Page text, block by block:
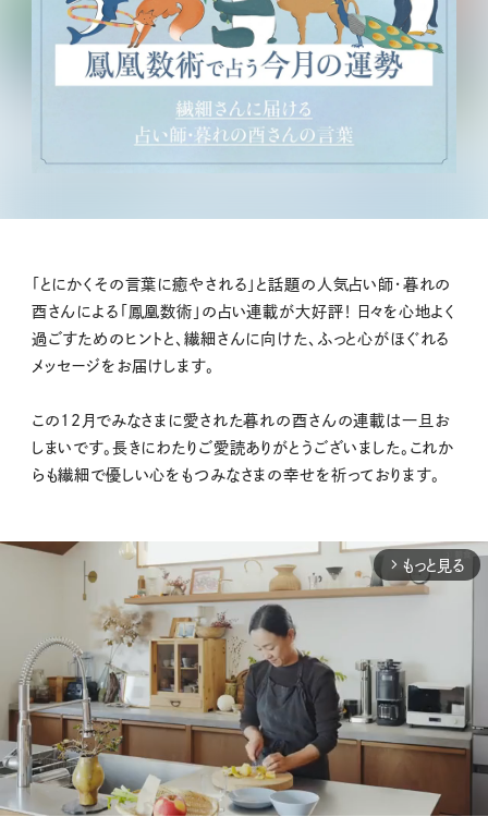
「とにかくその言葉に癒やされる」と話題の人気占い師・暮れの
酉さんによる「鳳凰数術」の占い連載が大好評！ 日々を心地よく
過ごすためのヒントと、繊細さんに向けた、ふっと心がほぐれる
メッセージをお届けします。
この12月でみなさまに愛された暮れの酉さんの連載は一旦お
しまいです。長きにわたりご愛読ありがとうございました。これか
らも繊細で優しい心をもつみなさまの幸せを祈っております。
arrow_forward_ios もっと見る